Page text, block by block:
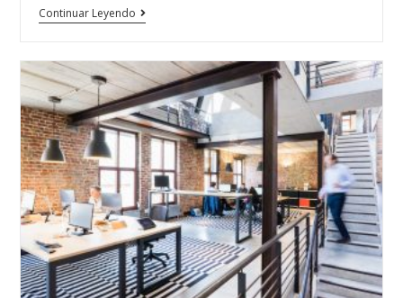
Continuar Leyendo
A&B
Strada
Privata
Colico,
36,
20158
Milano
MI